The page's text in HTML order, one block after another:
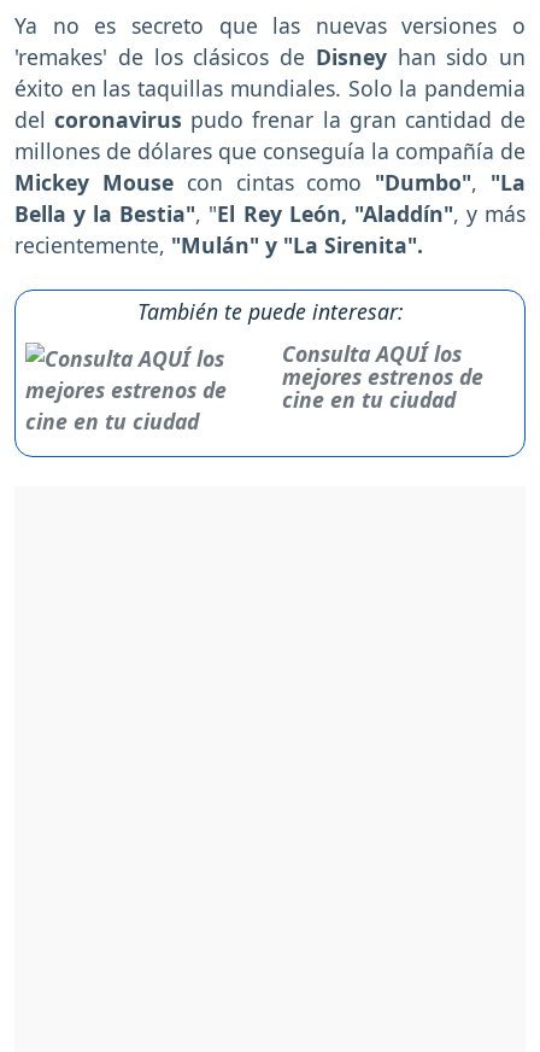
Ya no es secreto que las nuevas versiones o
'remakes' de los clásicos de Disney han sido un
éxito en las taquillas mundiales. Solo la pandemia
delcoronavirus pudo frenar la gran cantidad de
millones de dólares que conseguía la compañía de
Mickey Mouse con cintas como "Dumbo", "La
Bella y la Bestia", "El Rey León, "Aladdín", y más
recientemente, "Mulán" y "La Sirenita".
También te puede interesar:
Consulta AQUÍ los
mejores estrenos de
cine en tu ciudad